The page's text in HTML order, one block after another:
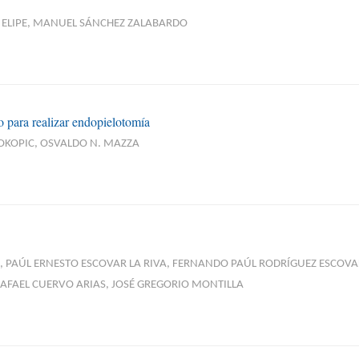
MANUEL SÁNCHEZ ZALABARDO
realizar endopielotomía
OSVALDO N. MAZZA
ERNESTO ESCOVAR LA RIVA, FERNANDO PAÚL RODRÍGUEZ
CUERVO ARIAS, JOSÉ GREGORIO MONTILLA